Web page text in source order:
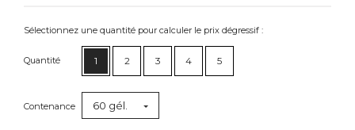
Sélectionnez une quantité pour calculer le prix dégressif :
Quantité 1 2 3 4 5
Contenance 60 gél.